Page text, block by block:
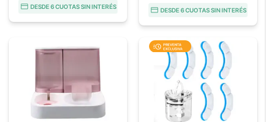
DESDE 6 CUOTAS SIN INTERÉS DESDE 6 CUOTAS SIN INTERÉS